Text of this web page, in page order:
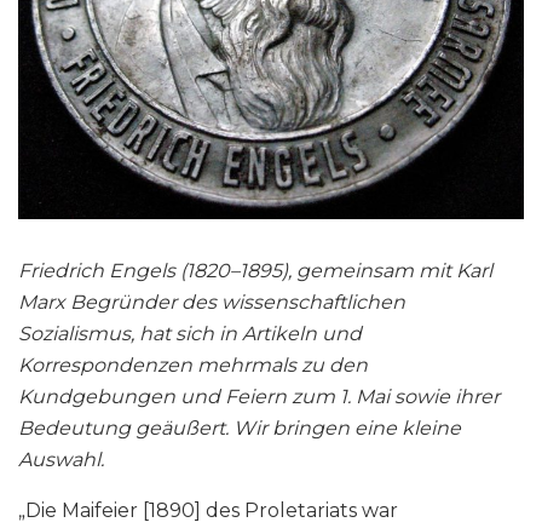
Friedrich Engels (1820–1895), gemeinsam mit Karl
Marx Begründer des wissenschaftlichen
Sozialismus, hat sich in Artikeln und
Korrespondenzen mehrmals zu den
Kundgebungen und Feiern zum 1. Mai sowie ihrer
Bedeutung geäußert. Wir bringen eine kleine
Auswahl.
„Die Maifeier [1890] des Proletariats war